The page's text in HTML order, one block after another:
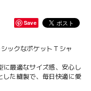
Save
ックなポケットＴシャ
に最適なサイズ感、安心し
した縫製で、毎日快適に愛